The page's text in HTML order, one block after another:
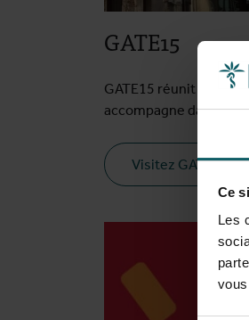
Ce
Les
GATE15
GATE15 réunit les
accompagne dans la
Visitez GATE15